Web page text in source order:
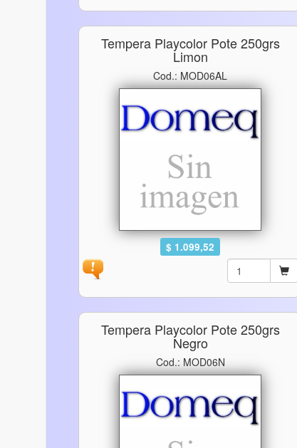
Tempera Playcolor Pote 250grs
Limon
Cod.: MOD06AL
$ 1.099,52
Tempera Playcolor Pote 250grs
Negro
Cod.: MOD06N